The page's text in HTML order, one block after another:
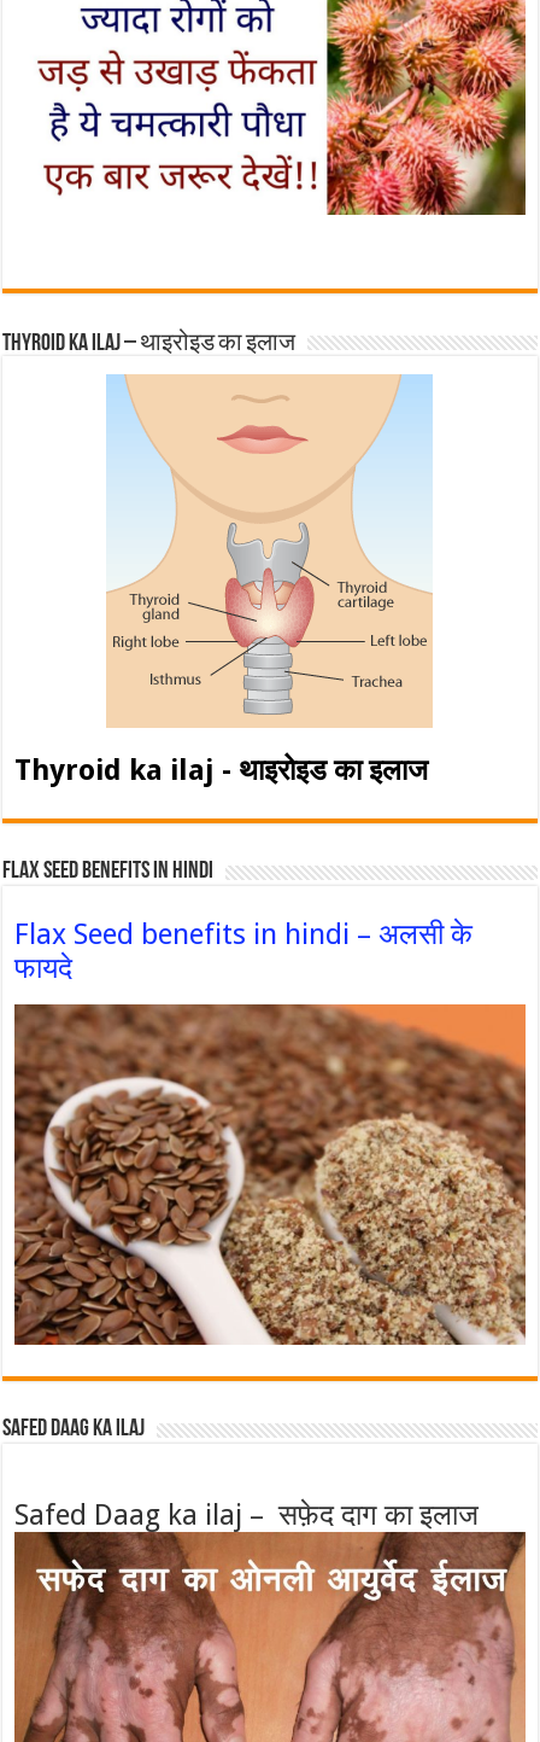
Thyroid ka ilaj – थाइरोइड का इलाज
Thyroid ka ilaj - थाइरोइड का इलाज
Flax Seed Benefits in hindi
Flax Seed benefits in hindi – अलसी के
फायदे
Safed Daag ka ilaj
Safed Daag ka ilaj – सफ़ेद दाग का इलाज